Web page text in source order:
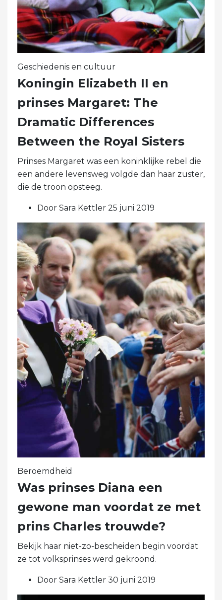
Geschiedenis en cultuur
Koningin Elizabeth II en
prinses Margaret: The
Dramatic Differences
Between the Royal Sisters
Prinses Margaret was een koninklijke rebel die
een andere levensweg volgde dan haar zuster,
die de troon opsteeg.
Door Sara Kettler 25 juni 2019
Beroemdheid
Was prinses Diana een
gewone man voordat ze met
prins Charles trouwde?
Bekijk haar niet-zo-bescheiden begin voordat
ze tot volksprinses werd gekroond.
Door Sara Kettler 30 juni 2019